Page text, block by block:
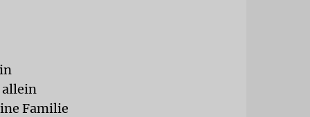
allein
Familie